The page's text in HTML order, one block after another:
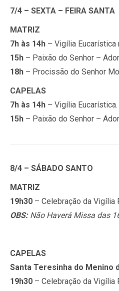
7/4 – SEXTA – FEIRA SANTA
MATRIZ
7h às 14h – Vigília Eucarística
15h – Paixão do Senhor –
18h – Procissão do Senhor
CAPELAS
7h às 14h – Vigília Eucarística.
15h – Paixão do Senhor –
8/4 – SÁBADO SANTO
MATRIZ
19h30 – Celebração da Vigília
OBS:Não Haverá Missa das
CAPELAS
Santa Teresinha do Menino
19h30 – Celebração da Vigília